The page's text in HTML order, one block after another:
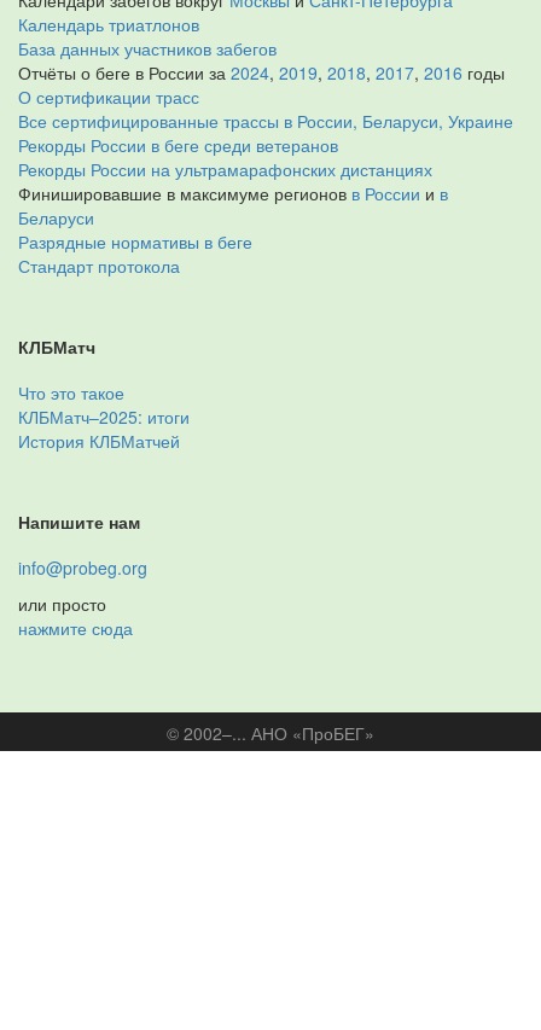
Календарь триатлонов
База данных участников забегов
Отчёты о беге в России за 2024, 2019, 2018, 2017, 2016 годы
О сертификации трасс
Все сертифицированные трассы в России, Беларуси, Украине
Рекорды России в беге среди ветеранов
Рекорды России на ультрамарафонских дистанциях
Финишировавшие в максимуме регионов в России и в
Беларуси
Разрядные нормативы в беге
Стандарт протокола
КЛБМатч
Что это такое
КЛБМатч–2025: итоги
История КЛБМатчей
Напишите нам
info@probeg.org
или просто
нажмите сюда
© 2002–... АНО «ПроБЕГ»